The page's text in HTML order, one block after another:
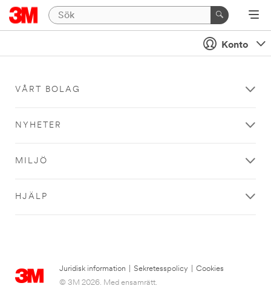
Konto
VÅRT BOLAG
NYHETER
MILJÖ
HJÄLP
Juridisk information Sekretesspolicy
Cookies
© 3M 2026. Med ensamrätt.